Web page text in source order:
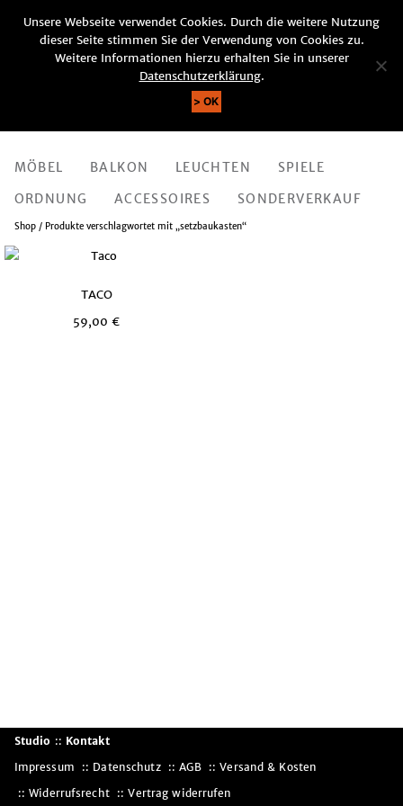
KUNDENKONTO WARENKORB (0)
SUCHE
MÖBEL BALKON LEUCHTEN
SPIELE
ORDNUNG
ACCESSOIRES SONDERVERKAUF
Shop/ Produkte verschlagwortet mit „setzbaukasten“
TACO
59,00€
Unsere Webseite verwendet Cookies. Durch die weitere Nutzung
dieser Seite stimmen Sie der Verwendung von Cookies zu.
Weitere Informationen hierzu erhalten Sie in unserer
Datenschutzerklärung.
OK
Studio :: Kontakt
Impressum
Datenschutz AGB
Versand & Kosten
Widerrufsrecht
Vertrag widerrufen